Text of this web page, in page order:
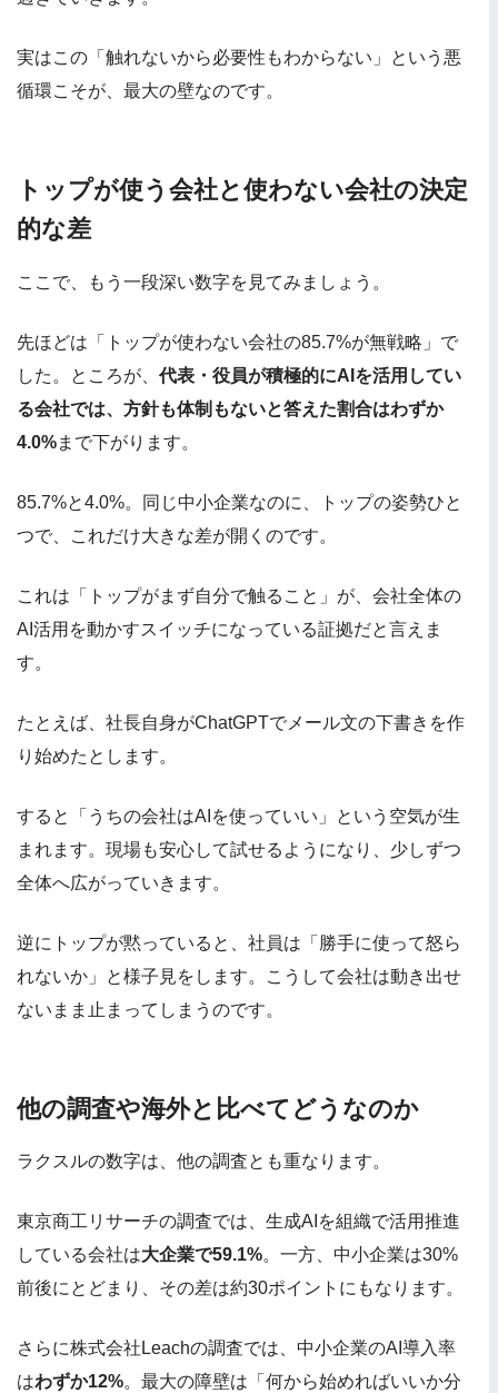
実はこの「触れないから必要性もわからない」という悪
循環こそが、最大の壁なのです。
トップが使う会社と使わない会社の決定
的な差
ここで、もう一段深い数字を見てみましょう。
先ほどは「トップが使わない会社の85.7%が無戦略」で
した。ところが、 代表・役員が積極的にAIを活用してい
る会社では、方針も体制もないと答えた割合はわずか
4.0%まで下がります。
85.7%と4.0%。同じ中小企業なのに、トップの姿勢ひと
つで、これだけ大きな差が開くのです。
これは「トップがまず自分で触ること」が、会社全体の
AI活用を動かすスイッチになっている証拠だと言えま
す。
たとえば、社長自身がChatGPTでメール文の下書きを作
り始めたとします。
すると「うちの会社はAIを使っていい」という空気が生
まれます。現場も安心して試せるようになり、少しずつ
全体へ広がっていきます。
逆にトップが黙っていると、社員は「勝手に使って怒ら
れないか」と様子見をします。こうして会社は動き出せ
ないまま止まってしまうのです。
他の調査や海外と比べてどうなのか
ラクスルの数字は、他の調査とも重なります。
東京商工リサーチの調査では、生成AIを組織で活用推進
している会社は大企業で59.1%。一方、中小企業は30%
前後にとどまり、その差は約30ポイントにもなります。
さらに株式会社Leachの調査では、中小企業のAI導入率
はわずか12%。最大の障壁は「何から始めればいいか分